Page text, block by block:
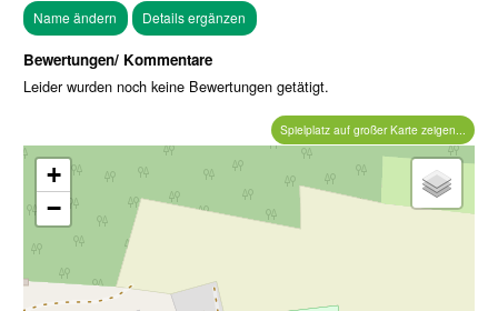
Bewertungen/ Kommentare
Leider wurden noch keine Bewertungen getätigt.
Spielplatz auf großer Karte zeigen...
+
−